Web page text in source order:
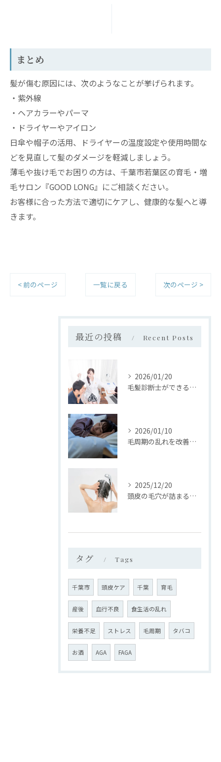
まとめ
髪が傷む原因には、次のようなことが挙げられます。
・紫外線
・ヘアカラーやパーマ
・ドライヤーやアイロン
日傘や帽子の活用、ドライヤーの温度設定や使用時間な
どを見直して髪のダメージを軽減しましょう。
薄毛や抜け毛でお困りの方は、千葉市若葉区の育毛・増
毛サロン『GOOD LONG』にご相談ください。
お客様に合った方法で適切にケアし、健康的な髪へと導
きます。
< 前のページ 一覧に戻る 次のページ >
最近の投稿 Recent Posts
2026/01/20
毛髪診断士ができること
2026/01/10
毛周期の乱れを改善する方法
2025/12/20
頭皮の毛穴が詰まるのはなぜ？
タグ Tags
千葉市 頭皮ケア 千葉 育毛
産後 血行不良 食生活の乱れ
栄養不足 ストレス 毛周期 タバコ
お酒 AGA FAGA